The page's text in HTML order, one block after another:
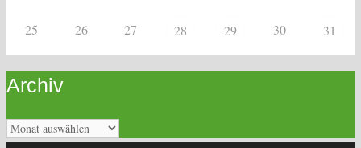
25 26 27 28 29 30 31
Archiv
Archiv